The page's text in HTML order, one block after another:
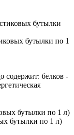
бутылки по 1
содержит: белков -
бутылки по 1 л)